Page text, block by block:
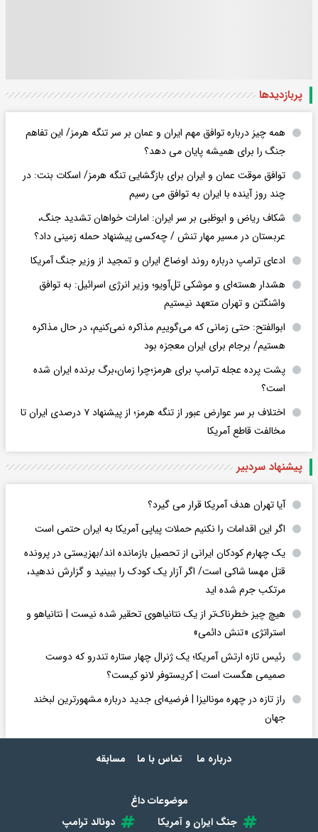
پربازدید‌ها
همه چیز درباره توافق مهم ایران و عمان بر سر تنگه هرمز/ این تفاهم
جنگ را برای همیشه پایان می دهد؟
توافق موقت عمان و ایران برای بازگشایی تنگه هرمز/ اسکات بنت: در
چند روز آینده با ایران به توافق می رسیم
شکاف ریاض و ابوظبی بر سر ایران: امارات خواهان تشدید جنگ،
عربستان در مسیر مهار تنش / چه‌کسی پیشنهاد حمله زمینی داد؟
ادعای ترامپ درباره روند اوضاع ایران و تمجید از وزیر جنگ آمریکا
هشدار هسته‌ای و موشکی تل‌آویو؛ وزیر انرژی اسرائیل: به توافق
واشنگتن و تهران متعهد نیستیم
ابوالفتح: حتی زمانی که می‌گوییم مذاکره نمی‌کنیم، در حال مذاکره
هستیم/ برجام برای ایران معجزه بود
پشت پرده عجله ترامپ برای هرمز؛چرا زمان،برگ برنده ایران شده
است؟
اختلاف بر سر عوارض عبور از تنگه هرمز؛ از پیشنهاد ۷ درصدی ایران تا
مخالفت قاطع آمریکا
پیشنهاد سردبیر
آیا تهران هدف آمریکا قرار می گیرد؟
اگر این اقدامات را نکنیم حملات پیاپی آمریکا به ایران حتمی است
یک چهارم کودکان ایرانی از تحصیل بازمانده اند/بهزیستی در پرونده
قتل مهسا شاکی است/ اگر آزار یک کودک را ببینید و گزارش ندهید،
مرتکب جرم شده اید
هیچ چیز خطرناک‌تر از یک نتانیاهوی تحقیر شده نیست | نتانیاهو و
استراتژی «تنش دائمی»
رئیس تازه ارتش آمریکا؛ یک ژنرال چهار ستاره تندرو که دوست
صمیمی هگست است | کریستوفر لانو کیست؟
راز تازه در چهره مونالیزا | فرضیه‌ای جدید درباره مشهورترین لبخند
جهان
درباره ما تماس با ما مسابقه
موضوعات داغ
جنگ ایران و آمریکا
دونالد ترامپ